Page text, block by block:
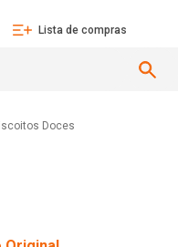
Lista de compras
Doces